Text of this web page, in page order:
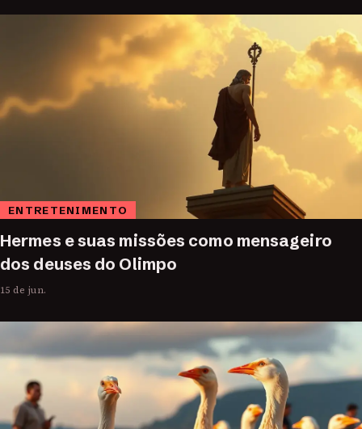
ENTRETENIMENTO
Hermes e suas missões como mensageiro
dos deuses do Olimpo
15 de jun.